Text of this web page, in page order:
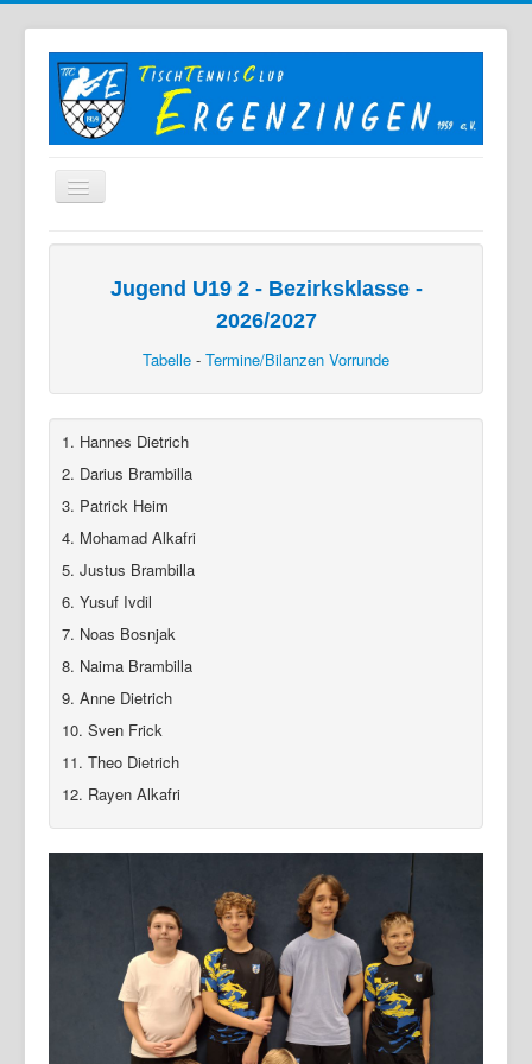
Home
Der TTC
Links
Sonstiges
Archiv
Login
Jugend U19 2 - Bezirksklasse -
2026/2027
Tabelle - Termine/Bilanzen Vorrunde
1. Hannes Dietrich
2. Darius Brambilla
3. Patrick Heim
4. Mohamad Alkafri
5. Justus Brambilla
6. Yusuf Ivdil
7. Noas Bosnjak
8. Naima Brambilla
9. Anne Dietrich
10. Sven Frick
11. Theo Dietrich
12. Rayen Alkafri